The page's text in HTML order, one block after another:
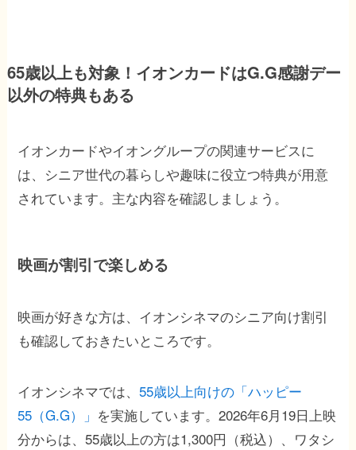
65歳以上も対象！イオンカードはG.G感謝デー
以外の特典もある
イオンカードやイオングループの関連サービスに
は、シニア世代の暮らしや趣味に役立つ特典が用意
されています。主な内容を確認しましょう。
映画が割引で楽しめる
映画が好きな方は、イオンシネマのシニア向け割引
も確認しておきたいところです。
イオンシネマでは、55歳以上向けの「ハッピー
55（G.G）」 を実施しています。2026年6月19日上映
分からは、55歳以上の方は1,300円（税込）、ワタシ